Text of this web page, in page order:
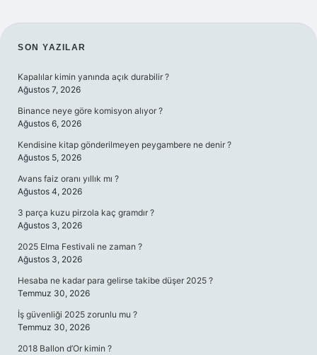
SIDEBAR
SON YAZILAR
Kapalılar kimin yanında açık durabilir ?
Ağustos 7, 2026
Binance neye göre komisyon alıyor ?
Ağustos 6, 2026
Kendisine kitap gönderilmeyen peygambere ne denir ?
Ağustos 5, 2026
Avans faiz oranı yıllık mı ?
Ağustos 4, 2026
3 parça kuzu pirzola kaç gramdır ?
Ağustos 3, 2026
2025 Elma Festivali ne zaman ?
Ağustos 3, 2026
Hesaba ne kadar para gelirse takibe düşer 2025 ?
Temmuz 30, 2026
İş güvenliği 2025 zorunlu mu ?
Temmuz 30, 2026
2018 Ballon d’Or kimin ?